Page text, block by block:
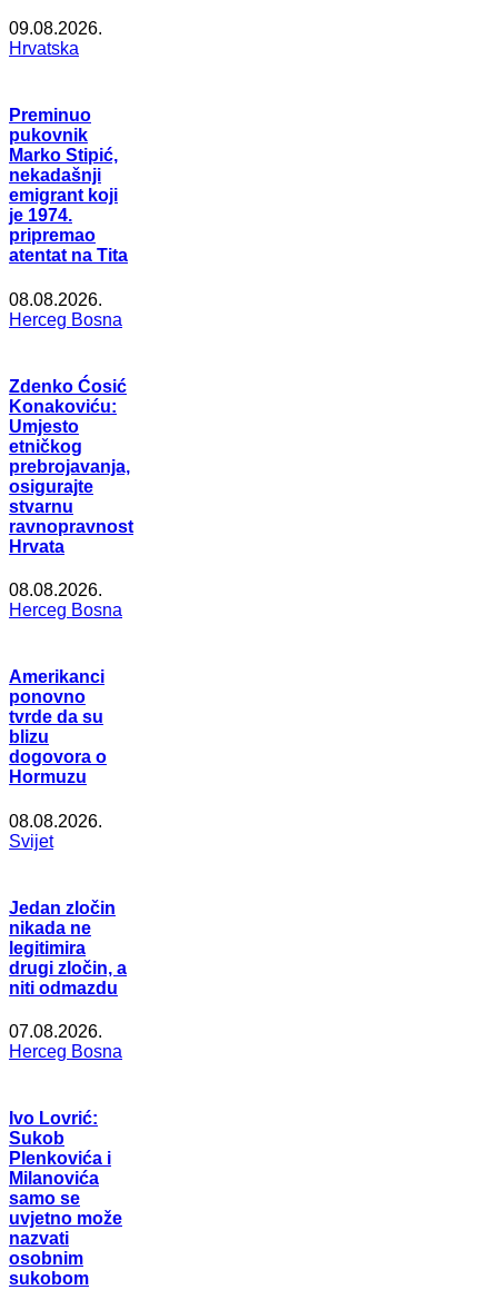
09.08.2026.
Hrvatska
Preminuo
pukovnik
Marko Stipić,
nekadašnji
emigrant koji
je 1974.
pripremao
atentat na Tita
08.08.2026.
Herceg Bosna
Zdenko Ćosić
Konakoviću:
Umjesto
etničkog
prebrojavanja,
osigurajte
stvarnu
ravnopravnost
Hrvata
08.08.2026.
Herceg Bosna
Amerikanci
ponovno
tvrde da su
blizu
dogovora o
Hormuzu
08.08.2026.
Svijet
Jedan zločin
nikada ne
legitimira
drugi zločin, a
niti odmazdu
07.08.2026.
Herceg Bosna
Ivo Lovrić:
Sukob
Plenkovića i
Milanovića
samo se
uvjetno može
nazvati
osobnim
sukobom